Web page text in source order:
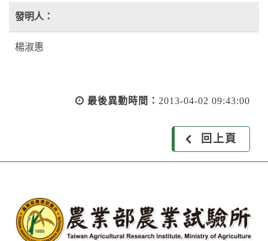
發明人：
楊淑惠
最後異動時間： 2013-04-02 09:43:00
回上頁